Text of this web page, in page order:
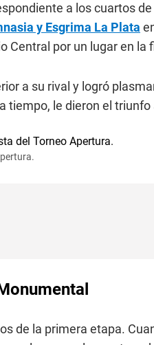
a los cuartos
y Esgrima La Plata
Central por un lugar en la
a su rival y logró
tiempo, le dieron el
de la primera etapa.